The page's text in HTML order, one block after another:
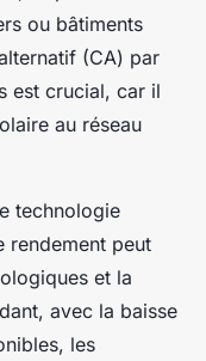
ou bâtiments
(CA) par
est crucial, car il
au réseau
technologie
rendement peut
et la
avec la baisse
les